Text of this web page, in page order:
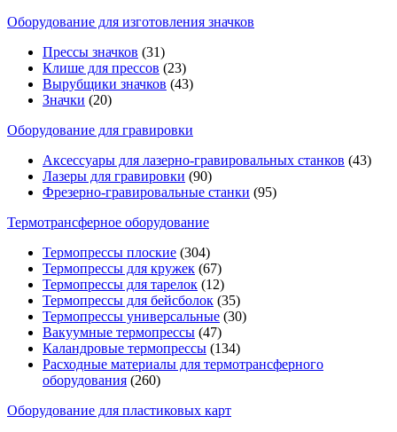
Оборудование для изготовления значков
Прессы значков (31)
Клише для прессов (23)
Вырубщики значков (43)
Значки (20)
Оборудование для гравировки
Аксессуары для лазерно-гравировальных станков (43)
Лазеры для гравировки (90)
Фрезерно-гравировальные станки (95)
Термотрансферное оборудование
Термопрессы плоские (304)
Термопрессы для кружек (67)
Термопрессы для тарелок (12)
Термопрессы для бейсболок (35)
Термопрессы универсальные (30)
Вакуумные термопрессы (47)
Каландровые термопрессы (134)
Расходные материалы для термотрансферного
оборудования (260)
Оборудование для пластиковых карт